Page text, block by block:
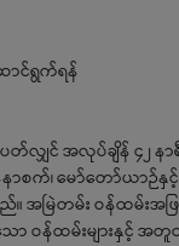
ာင်ရွက်ရန်
င် အလုပ်ချိန် ၄၂ နာရီ
ာစက်၊ မော်တော်ယာဉ်
ည်။ အမြဲတမ်း ဝန်ထမ်းအ
တ်သော ဝန်ထမ်းများ